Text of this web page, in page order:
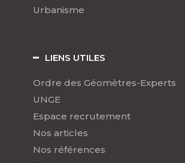
Urbanisme
LIENS UTILES
Ordre des Géomètres-Experts
UNGE
Espace recrutement
Nos articles
Nos références